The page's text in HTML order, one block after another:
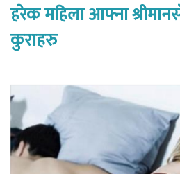
हरेक महिला आफ्ना
कुराहरु